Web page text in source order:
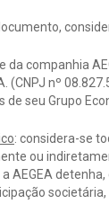
da companhia
(CNPJ nº
de seu Grupo
: considera-se
ou
AEGEA